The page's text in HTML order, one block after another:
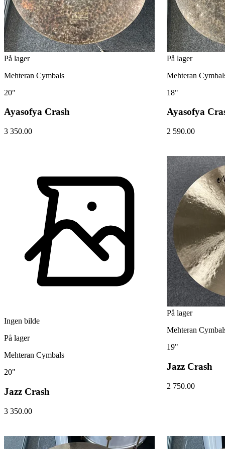
På lager
Mehteran Cymbals
20"
Ayasofya Crash
3 350.00
På lager
Mehteran
18"
Ayasofya
2 590.00
Ingen bilde
På lager
Mehteran Cymbals
20"
Jazz Crash
3 350.00
På lager
Mehteran
19"
Jazz Crash
2 750.00